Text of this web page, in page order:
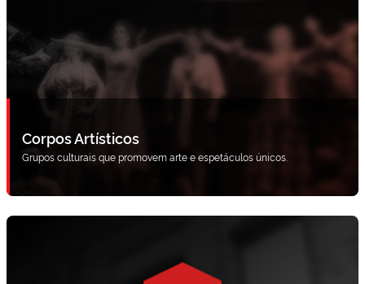
Corpos Artísticos
Grupos culturais que promovem arte e espetáculos únicos.